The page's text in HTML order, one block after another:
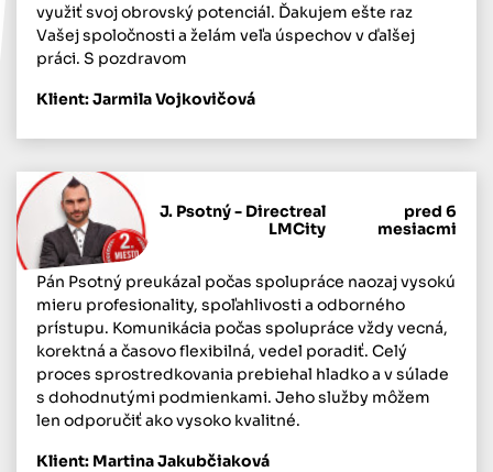
využiť svoj obrovský potenciál. Ďakujem ešte raz
Vašej spoločnosti a želám veľa úspechov v ďalšej
práci. S pozdravom
Klient: Jarmila Vojkovičová
J. Psotný - Directreal
LMCity
pred 6
mesiacmi
Pán Psotný preukázal počas spolupráce naozaj vysokú
mieru profesionality, spoľahlivosti a odborného
prístupu. Komunikácia počas spolupráce vždy vecná,
korektná a časovo flexibilná, vedel poradiť. Celý
proces sprostredkovania prebiehal hladko a v súlade
s dohodnutými podmienkami. Jeho služby môžem
len odporučiť ako vysoko kvalitné.
Klient: Martina Jakubčiaková